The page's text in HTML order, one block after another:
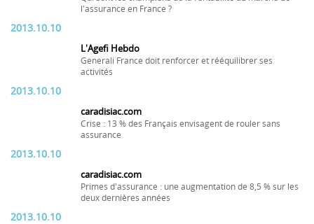
l'assurance en France ?
2013.10.10
L'Agefi Hebdo
Generali France doit renforcer et rééquilibrer ses
activités
2013.10.10
caradisiac.com
Crise : 13 % des Français envisagent de rouler sans
assurance
2013.10.10
caradisiac.com
Primes d'assurance : une augmentation de 8,5 % sur les
deux dernières années
2013.10.10